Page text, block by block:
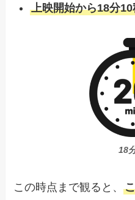
上映開始から18分
18
この時点まで観ると、